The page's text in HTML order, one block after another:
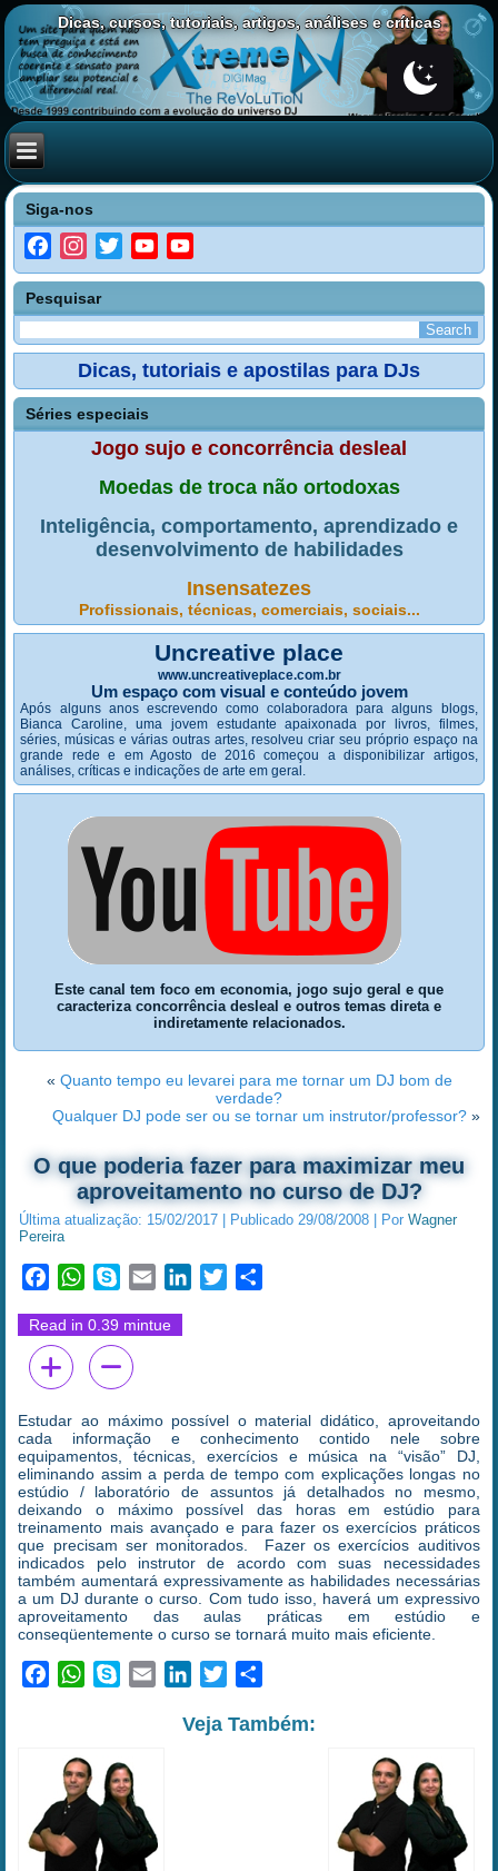
Dicas, cursos, tutoriais, artigos, análises e críticas
Siga-nos
FacebookInstagramTwitterYouTube
Channel
Pesquisar
Dicas, tutoriais e apostilas para DJs
Séries especiais
Jogo sujo e concorrência desleal
Moedas de troca não ortodoxas
Inteligência, comportamento, aprendizado e
desenvolvimento de habilidades
Insensatezes
Profissionais, técnicas, comerciais, sociais...
Uncreative place
www.uncreativeplace.com.br
Um espaço com visual e conteúdo jovem
Após alguns anos escrevendo como colaboradora para alguns blogs,
Bianca Caroline, uma jovem estudante apaixonada por livros, filmes,
séries, músicas e várias outras artes, resolveu criar seu próprio espaço na
grande rede e em Agosto de 2016 começou a disponibilizar artigos,
análises, críticas e indicações de arte em geral.
Este canal tem foco em economia, jogo sujo geral e que
caracteriza concorrência desleal e outros temas direta e
indiretamente relacionados.
« Quanto tempo eu levarei para me tornar um DJ bom de
verdade?
Qualquer DJ pode ser ou se tornar um instrutor/professor?»
O que poderia fazer para maximizar meu
aproveitamento no curso de DJ?
Última atualização: 15/02/2017 Publicado 29/08/2008 Por Wagner
Pereira
FacebookWhatsApp
Skype Email LinkedInTwitter
Read in 0.39 mintue
Estudar ao máximo possível o material didático, aproveitando
cada informação e conhecimento contido nele sobre
equipamentos, técnicas, exercícios e música na “visão” DJ,
eliminando assim a perda de tempo com explicações longas no
estúdio / laboratório de assuntos já detalhados no mesmo,
deixando o máximo possível das horas em estúdio para
treinamento mais avançado e para fazer os exercícios práticos
que precisam ser monitorados. Fazer os exercícios auditivos
indicados pelo instrutor de acordo com suas necessidades
também aumentará expressivamente as habilidades necessárias
a um DJ durante o curso. Com tudo isso, haverá um expressivo
aproveitamento das aulas práticas em estúdio e
conseqüentemente o curso se tornará muito mais eficiente.
FacebookWhatsApp
Skype Email LinkedInTwitter
Veja Também: